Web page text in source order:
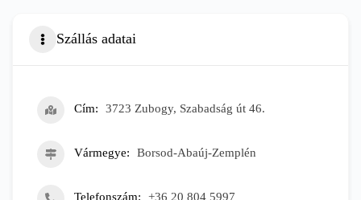
Szállás adatai
Cím 3723 Zubogy, Szabadság út 46.
Vármegye Borsod-Abaúj-Zemplén
Telefonszám +36 20 804 5997